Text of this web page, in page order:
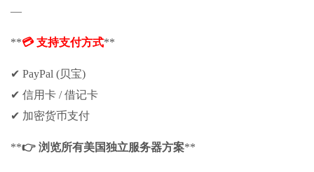
—
**💳 支持支付方式**
✔ PayPal (贝宝)
✔ 信用卡 / 借记卡
✔ 加密货币支付
**👉 浏览所有美国独立服务器方案**